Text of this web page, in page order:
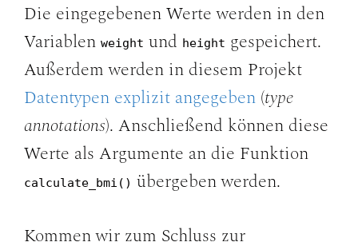
Die eingegebenen Werte werden in den
Variablen weight und height gespeichert.
Außerdem werden in diesem Projekt
Datentypen explizit angegeben (type
annotations). Anschließend können diese
Werte als Argumente an die Funktion
calculate_bmi() übergeben werden.
Kommen wir zum Schluss zur